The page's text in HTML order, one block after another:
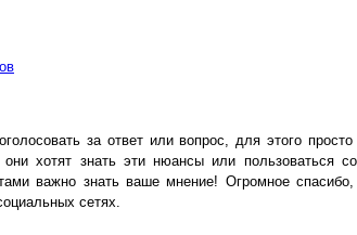
за ответ или вопрос, для этого
хотят знать эти нюансы или пользоваться
важно знать ваше мнение! Огромное
сетях.